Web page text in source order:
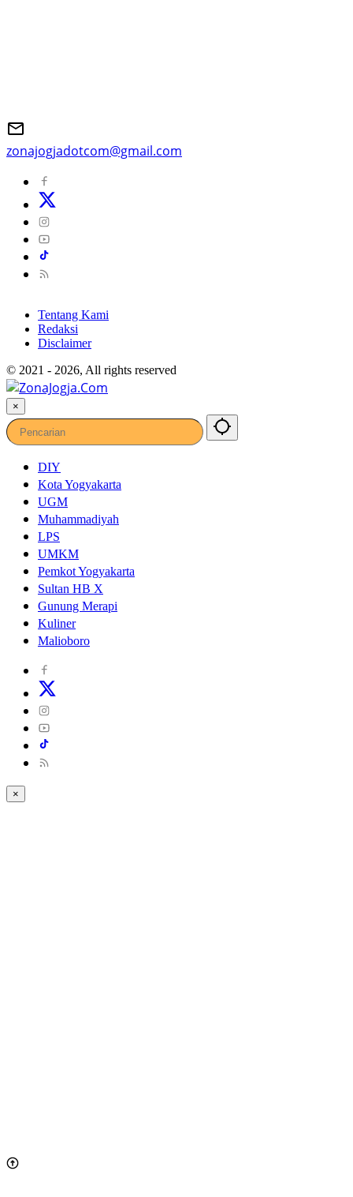
zonajogjadotcom@gmail.com
Tentang Kami
Redaksi
Disclaimer
© 2021 - 2026, All rights reserved
×
DIY
Kota Yogyakarta
UGM
Muhammadiyah
LPS
UMKM
Pemkot Yogyakarta
Sultan HB X
Gunung Merapi
Kuliner
Malioboro
×